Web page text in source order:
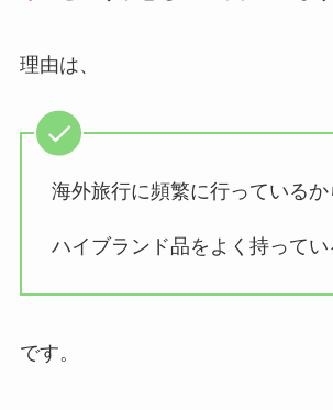
理由は、
海外旅行に頻繁に行っているか
ハイブランド品をよく持ってい
です。